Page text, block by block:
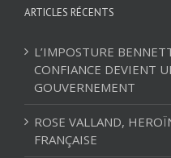
ARTICLES RÉCENTS
L’IMPOSTURE
CONFIANCE DEVIENT
GOUVERNEMENT
ROSE VALLAND,
FRANÇAISE